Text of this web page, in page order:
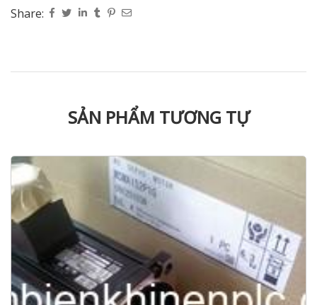
Share:
SẢN PHẨM TƯƠNG TỰ